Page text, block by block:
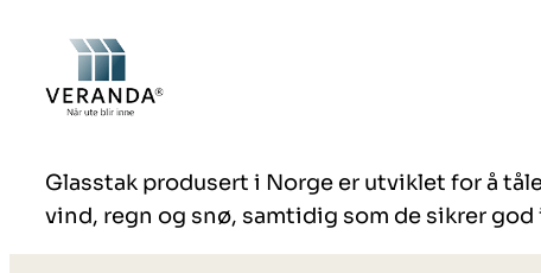
innhold
Glasstak produsert i Norge er utviklet for å
vind, regn og snø, samtidig som de sikrer